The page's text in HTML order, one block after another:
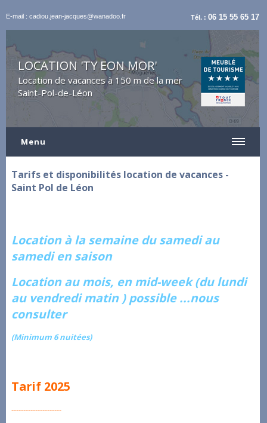
E-mail : cadiou.jean-jacques@wanadoo.fr Tél. :06 15 55 65 17
LOCATION 'TY EON MOR'
Location de vacances à 150 m de la mer
Saint-Pol-de-Léon
Menu
Tarifs et disponibilités location de vacances -
Saint Pol de Léon
Location à la semaine du samedi au
samedi en saison
Location au mois, en mid-week (du lundi
au vendredi matin ) possible ...nous
consulter
(Minimum 6 nuitées)
Tarif 2025
---------------------